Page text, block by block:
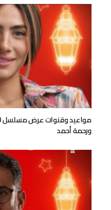
ورحمة أحمد